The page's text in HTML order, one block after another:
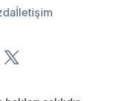
İletişim